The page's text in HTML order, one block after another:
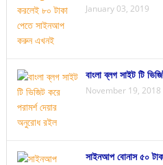
January 03, 2019
বাংলা ব্লগ সাইট টি
November 19, 2018
সাইনআপ বোনাস ৫০